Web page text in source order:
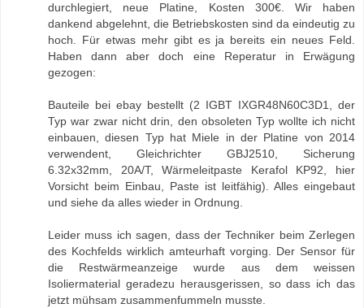
durchlegiert, neue Platine, Kosten 300€. Wir haben
dankend abgelehnt, die Betriebskosten sind da eindeutig zu
hoch. Für etwas mehr gibt es ja bereits ein neues Feld.
Haben dann aber doch eine Reperatur in Erwägung
gezogen:
Bauteile bei ebay bestellt (2 IGBT IXGR48N60C3D1, der
Typ war zwar nicht drin, den obsoleten Typ wollte ich nicht
einbauen, diesen Typ hat Miele in der Platine von 2014
verwendent, Gleichrichter GBJ2510, Sicherung
6.32x32mm, 20A/T, Wärmeleitpaste Kerafol KP92, hier
Vorsicht beim Einbau, Paste ist leitfähig). Alles eingebaut
und siehe da alles wieder in Ordnung.
Leider muss ich sagen, dass der Techniker beim Zerlegen
des Kochfelds wirklich amteurhaft vorging. Der Sensor für
die Restwärmeanzeige wurde aus dem weissen
Isoliermaterial geradezu herausgerissen, so dass ich das
jetzt mühsam zusammenfummeln musste.